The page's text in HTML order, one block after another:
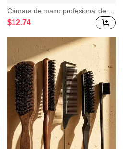
Cámara de mano profesional de ni
vel de entrada para vlog (incluye ta
rjeta SD de 32GB) Lente giratoria d
ión + Grabación), Cámara profesio
nal de nivel de entrada, Batería de
larga duración de 2000mAh, Adecu
ada para grabación de vlog, como
cámara web, ciclismo, senderismo
y grabación de deportes, Cámara
de video log de Body completo, Ad
ecuada para video y grabación, Cá
mara de nivel de entrada para blog
ger, Regalo perfecto para grabació
n de vida y viajes
$12.74